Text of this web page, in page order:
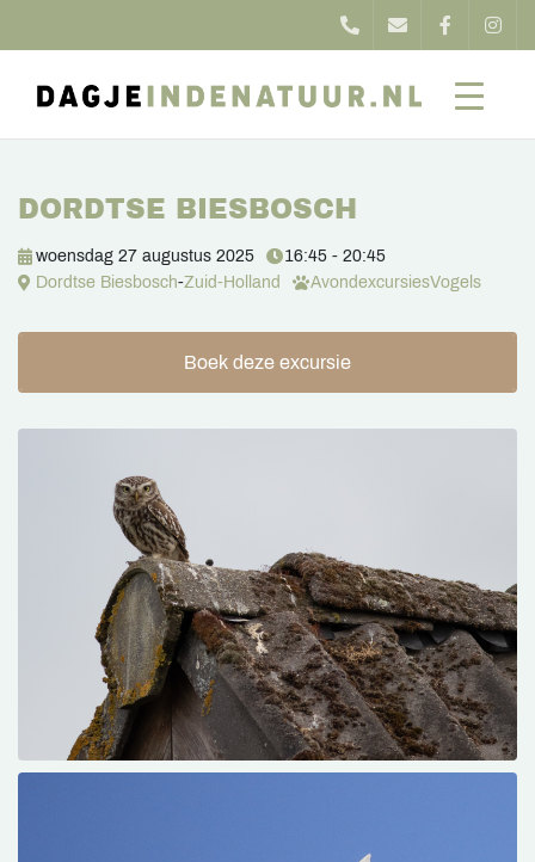
DORDTSE BIESBOSCH
woensdag 27 augustus 2025
16:45 - 20:45
Dordtse Biesbosch-Zuid-Holland AvondexcursiesVogels
Boek deze excursie